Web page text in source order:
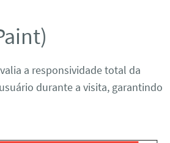
a responsividade total da
durante a visita, garantindo